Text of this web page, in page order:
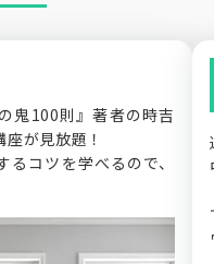
鬼100則』著者の時吉
が見放題！
コツを学べるので、